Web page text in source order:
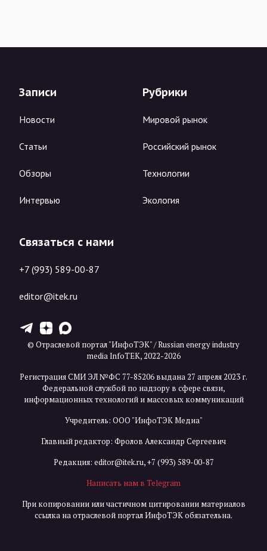
Записи
Новости
Статьи
Обзоры
Интервью
Рубрики
Мировой рынок
Российский рынок
Технологии
Экология
Связаться с нами
+7 (993) 589-00-87
editor@itek.ru
T Z X
© Отраслевой портал "ИнфоТЭК" / Russian energy industry
media InfoTEK, 2022-2026
Регистрация СМИ ЭЛ №ФС 77-85206 выдана 27 апреля 2023 г.
Федеральной службой по надзору в сфере связи,
информационных технологий и массовых коммуникаций
Учредитель: ООО "ИнфоТЭК Медиа"
Главный редактор: Фролов Александр Сергеевич
Редакция: editor@itek.ru,+7 (993) 589-00-87
Написать нам в Telegram
При копировании или частичном цитировании материалов
ссылка на отраслевой портал ИнфоТЭК обязательна.